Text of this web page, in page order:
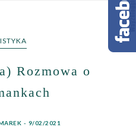
Rozmowa o
- 9/02/2021